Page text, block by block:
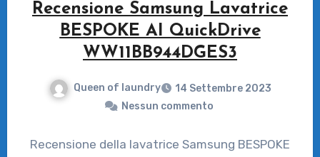
Recensione Samsung Lavatrice
BESPOKE AI QuickDrive
WW11BB944DGES3
Queen of laundry
14 Settembre 2023
Nessun commento
Recensione della lavatrice Samsung BESPOKE